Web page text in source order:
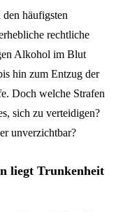
häufigsten
rechtliche
Alkohol im Blut
hin zum Entzug der
Doch welche Strafen
sich zu verteidigen?
unverzichtbar?
liegt Trunkenheit